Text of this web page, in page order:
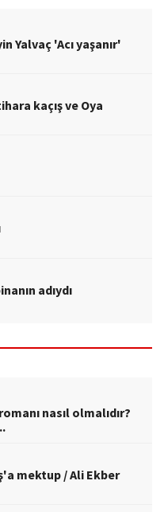
Yalvaç 'Acı yaşanır'
kaçış ve Oya
adıydı
nasıl olmalıdır?
mektup / Ali Ekber